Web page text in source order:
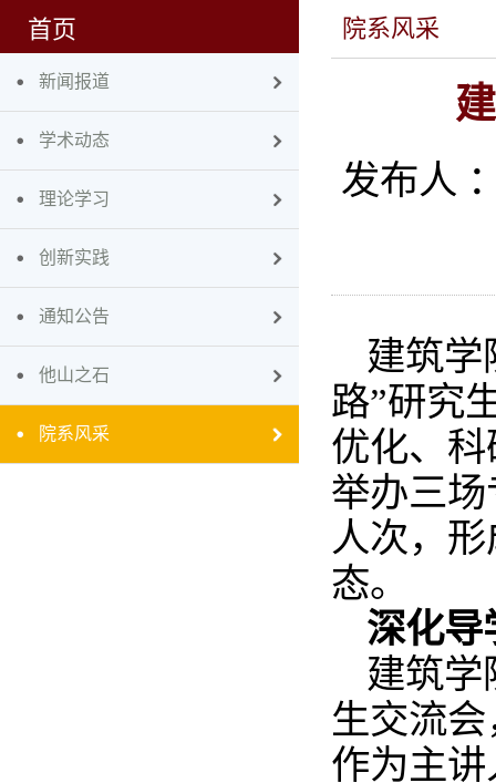
首页
新闻报道
学术动态
理论学习
创新实践
通知公告
他山之石
院系风采
院系风采
发布人
建筑学
路”研究
优化、
举办三
人次，
态。
深化导
建筑学
生交流
作为主